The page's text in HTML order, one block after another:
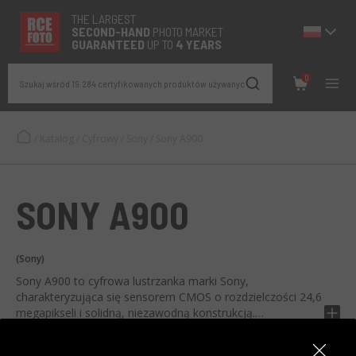
THE LARGEST
SECOND-HAND PHOTO MARKET
GUARANTEED UP TO 4 YEARS
Szukaj wśród 19.284 certyfikowanych produktów używanych
0
SONY A900
(Sony)
Sony A900 to cyfrowa lustrzanka marki Sony,
charakteryzująca się sensorem CMOS o rozdzielczości 24,6
megapikseli i solidną, niezawodną konstrukcją.
Jest wyposażony w system czyszczenia sensora, podwójny